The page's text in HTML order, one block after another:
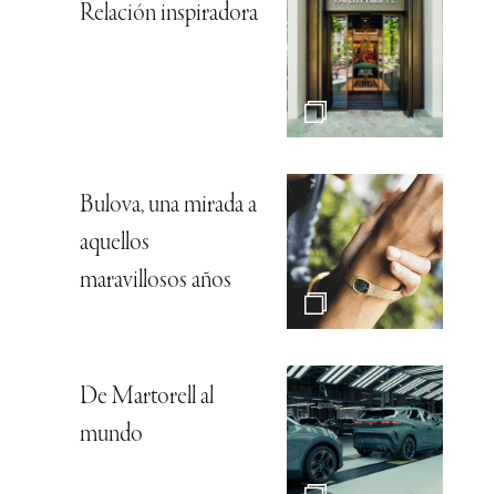
Relación inspiradora
Bulova, una mirada a
aquellos
maravillosos años
De Martorell al
mundo